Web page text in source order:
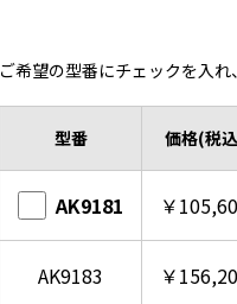
ご希望の型番にチェックを入
型番 価格(税
AK9181 ￥
AK9183 ￥